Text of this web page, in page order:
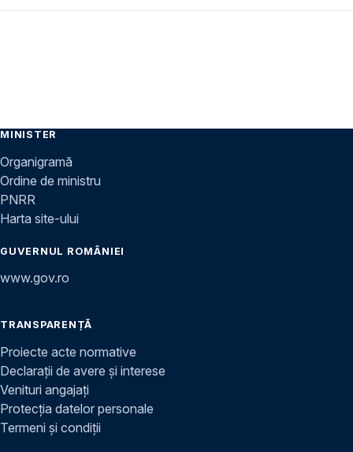
MINISTER
Organigramă
Ordine de ministru
PNRR
Harta site-ului
GUVERNUL ROMÂNIEI
www.gov.ro
TRANSPARENȚĂ
Proiecte acte normative
Declarații de avere și interese
Venituri angajați
Protecția datelor personale
Termeni și condiții